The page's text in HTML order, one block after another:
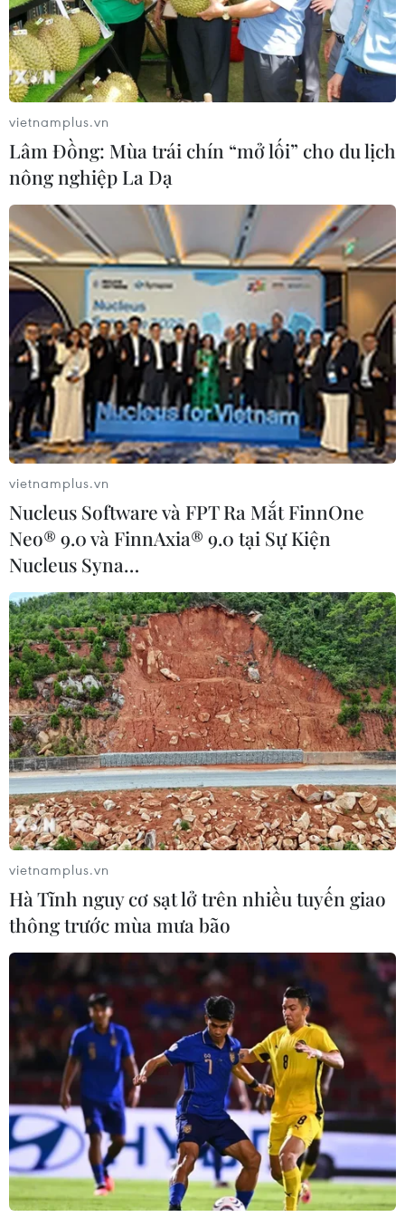
Ngành sư phạm "rớt thảm", Bộ Giáo dục và
Đào tạo họp khẩn
15/08/2017 09:00
Trước tình trạng “rớt giá” của ngành sư phạm, theo dự
kiến của Bộ Giáo dục và Đào tạo, chiều mai, ngày 16/8,
Bộ trưởng Phùng Xuân Nhạ sẽ họp với lãnh đạo các
trường sư phạm để bàn giải pháp tháo gỡ.
Đại học Hồng Đức đào tạo theo 'đơn đặt
hàng' của tỉnh Thanh Hóa
27/02/2018 07:46
Năm 2018, Đại học Hồng Đức sẽ tuyển sinh các ngành
sư phạm Toán, Lý, Sử và Văn theo "đơn đặt hàng" tuyển
dụng của Ủy ban Nhân dân tỉnh Thanh Hóa
Tỉnh Thanh Hóa đặt hàng đào tạo 80 chỉ
tiêu ngành sư phạm
vietnamplus.vn
Lâm Đồng: Mùa trái chín “mở lối” cho du lịch
nông nghiệp La Dạ
vietnamplus.vn
Nucleus Software và FPT Ra Mắt FinnOne
Neo® 9.0 và FinnAxia® 9.0 tại Sự Kiện
Nucleus Syna…
vietnamplus.vn
Hà Tĩnh nguy cơ sạt lở trên nhiều tuyến giao
thông trước mùa mưa bão